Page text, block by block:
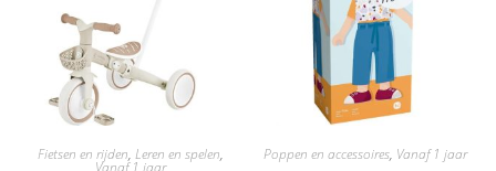
Fietsen en rijden,Leren en spelen,
Vanaf 1 jaar
Poppen en accessoires, Vanaf 1 jaar